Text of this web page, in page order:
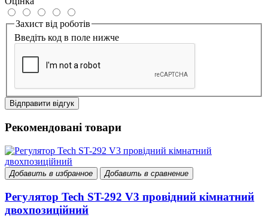
Захист від роботів
Введіть код в поле нижче
Відправити відгук
Рекомендовані товари
Добавить в избранное Добавить в сравнение
Регулятор Tech ST-292 V3 провідний кімнатний
двохпозиційний